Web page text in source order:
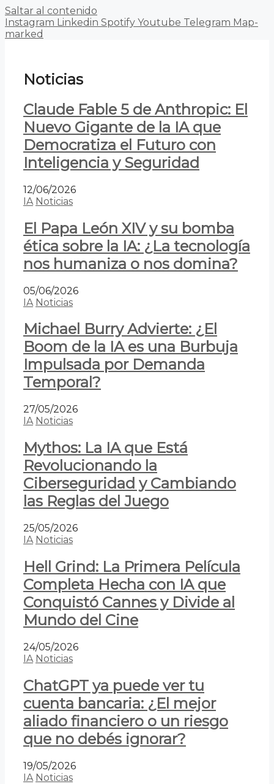
Saltar al contenido
Instagram Linkedin Spotify Youtube Telegram Map-
marked
Noticias
Claude Fable 5 de Anthropic: El
Nuevo Gigante de la IA que
Democratiza el Futuro con
Inteligencia y Seguridad
12/06/2026
IA Noticias
El Papa León XIV y su bomba
ética sobre la IA: ¿La tecnología
nos humaniza o nos domina?
05/06/2026
IA Noticias
Michael Burry Advierte: ¿El
Boom de la IA es una Burbuja
Impulsada por Demanda
Temporal?
27/05/2026
IA Noticias
Mythos: La IA que Está
Revolucionando la
Ciberseguridad y Cambiando
las Reglas del Juego
25/05/2026
IA Noticias
Hell Grind: La Primera Película
Completa Hecha con IA que
Conquistó Cannes y Divide al
Mundo del Cine
24/05/2026
IA Noticias
ChatGPT ya puede ver tu
cuenta bancaria: ¿El mejor
aliado financiero o un riesgo
que no debés ignorar?
19/05/2026
IA Noticias